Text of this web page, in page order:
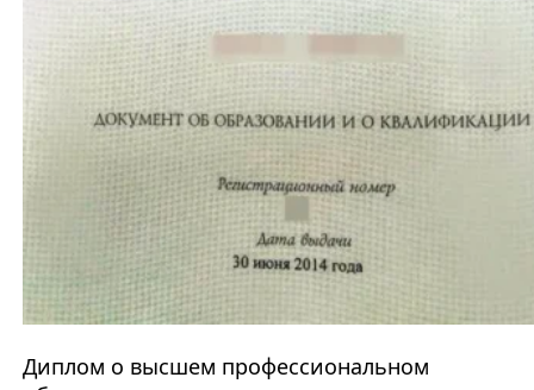
Диплом о высшем профессиональном